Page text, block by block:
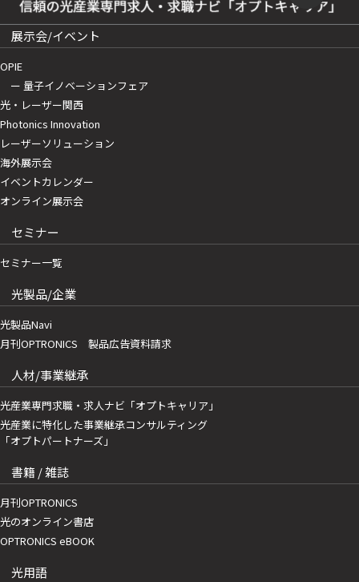
展示会/イベント
OPIE
ー 量子イノベーションフェア
光・レーザー関西
Photonics Innovation
レーザーソリューション
海外展示会
イベントカレンダー
オンライン展示会
セミナー
セミナー一覧
光製品/企業
光製品Navi
月刊OPTRONICS 製品広告資料請求
人材/事業継承
光産業専門求職・求人ナビ「オプトキャリア」
光産業に特化した事業継承コンサルティング
「オプトパートナーズ」
書籍 / 雑誌
月刊OPTRONICS
光のオンライン書店
OPTRONICS eBOOK
光用語